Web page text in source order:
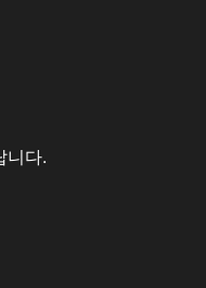
니다.